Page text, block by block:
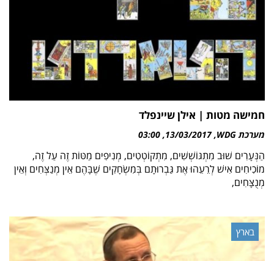
חמישה מטות | אילן שיינפלד
מערכת WDG 13/03/2017
03:00
הַנְּעָרִים שׁוּב מִתְגּוֹשְׁשִׁים, מִתְקוֹטְטִים, מְנִיפִים מַטּוֹת זֶה עַל זֶה,
מוֹכִיחִים אִישׁ לְרֵעֵהוּ אֶת גַּבְרוּתָם בְּמִשְׂחָקִים שֶׁבָּהֶם אֵין מְנַצְּחִים וְאֵין
מְנֻצָּחִים,
בארץ